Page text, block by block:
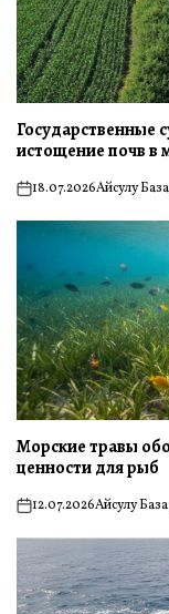
Государственные
истощение почв в
on18.07.2026Айсулу
Морские травы
ценности для рыб
on12.07.2026Айсулу